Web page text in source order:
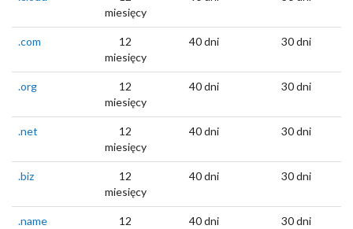
miesięcy
.com
12
miesięcy
40 dni 30 dni
.org
12
miesięcy
40 dni 30 dni
.net
12
miesięcy
40 dni 30 dni
.biz
12
miesięcy
40 dni 30 dni
.name
12
40 dni 30 dni